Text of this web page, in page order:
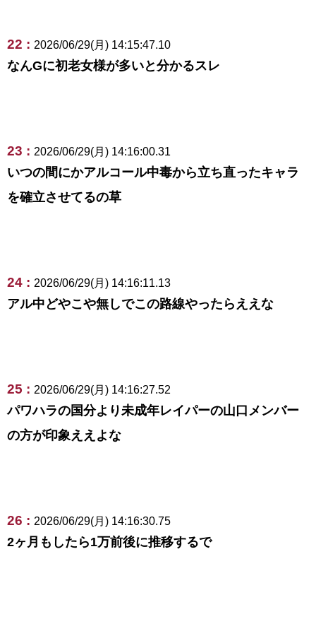
22 : 2026/06/29(月) 14:15:47.10
なんGに初老女様が多いと分かるスレ
23 : 2026/06/29(月) 14:16:00.31
いつの間にかアルコール中毒から立ち直ったキャラ
を確立させてるの草
24 : 2026/06/29(月) 14:16:11.13
アル中どやこや無しでこの路線やったらええな
25 : 2026/06/29(月) 14:16:27.52
パワハラの国分より未成年レイパーの山口メンバー
の方が印象ええよな
26 : 2026/06/29(月) 14:16:30.75
2ヶ月もしたら1万前後に推移するで